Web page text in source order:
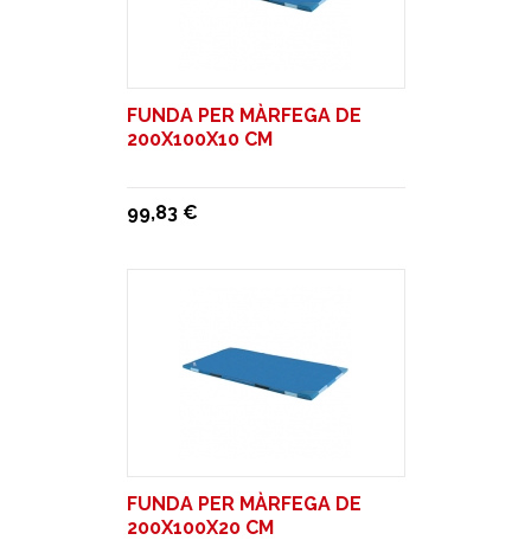
FUNDA PER MÀRFEGA DE
200X100X10 CM
99,83 €
FUNDA PER MÀRFEGA DE
200X100X20 CM